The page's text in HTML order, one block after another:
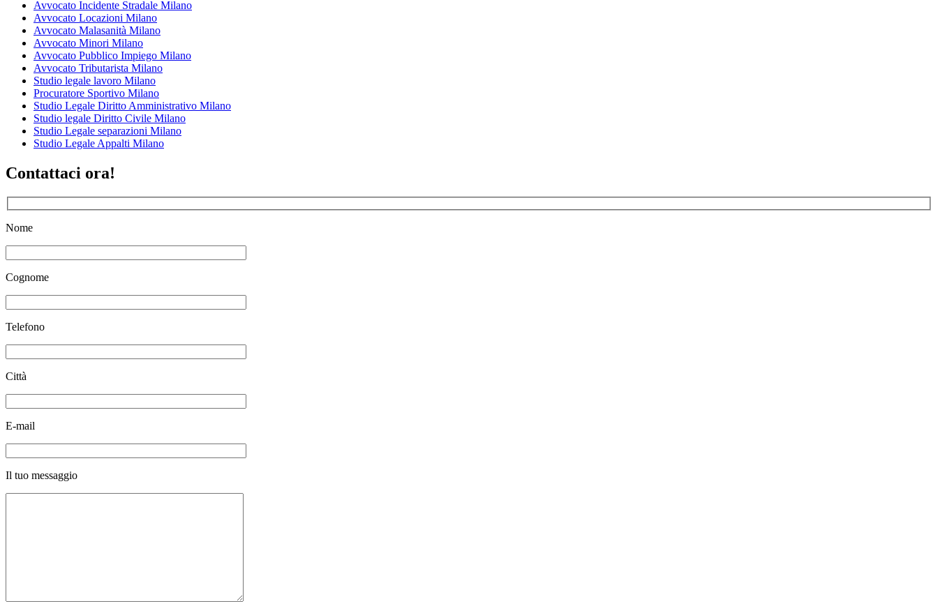
Avvocato Incidente Stradale Milano
Avvocato Locazioni Milano
Avvocato Malasanità Milano
Avvocato Minori Milano
Avvocato Pubblico Impiego Milano
Avvocato Tributarista Milano
Studio legale lavoro Milano
Procuratore Sportivo Milano
Studio Legale Diritto Amministrativo Milano
Studio legale Diritto Civile Milano
Studio Legale separazioni Milano
Studio Legale Appalti Milano
Contattaci ora!
Nome
Cognome
Telefono
Città
E-mail
Il tuo messaggio